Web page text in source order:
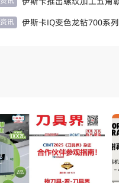
资讯 伊斯卡IQ变色龙钻700系列